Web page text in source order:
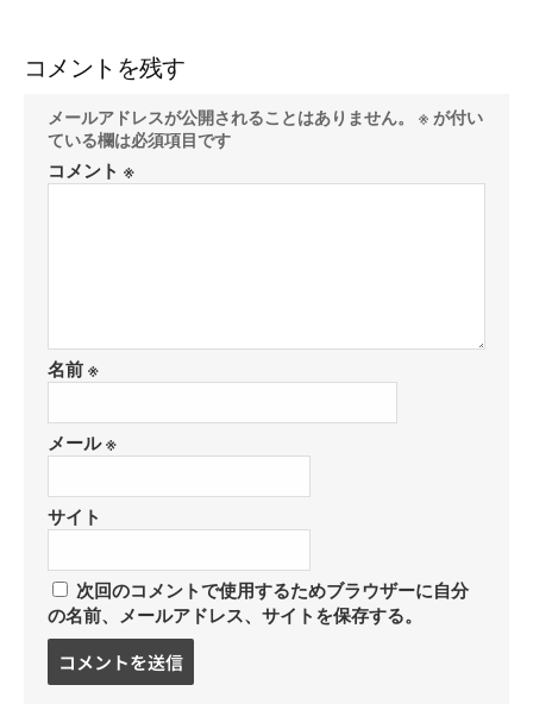
コメントを残す
メールアドレスが公開されることはありません。
※が付い
ている欄は必須項目です
コメント ※
名前※
メール※
サイト
次回のコメントで使用するためブラウザーに自分
の名前、メールアドレス、サイトを保存する。
コ